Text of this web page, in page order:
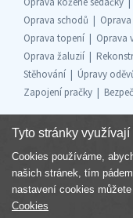
Oprava schodů
Oprava topení
Oprava
Oprava žaluzií
Stěhování
Úpravy
Zapojení pračky
Součást
Tyto stránky
Cookies používáme,
našich stránek, tím
nastavení cookies
Cookies